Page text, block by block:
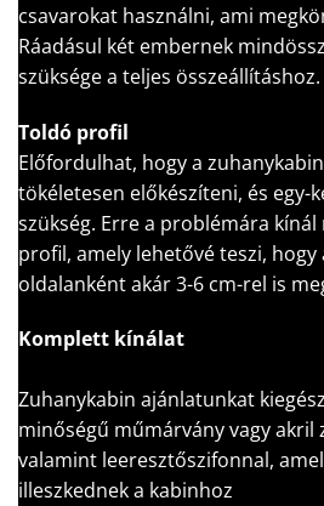
csavarokat használni, ami
Ráadásul két embernek
szüksége a teljes összeállításhoz.
Toldó profil
Előfordulhat, hogy a
tökéletesen előkészíteni, és
szükség. Erre a problémára
profil, amely lehetővé teszi,
oldalanként akár 3-6 cm-rel is
Komplett kínálat
Zuhanykabin ajánlatunkat
minőségű műmárvány vagy akril
valamint leeresztőszifonnal,
illeszkednek a kabinhoz